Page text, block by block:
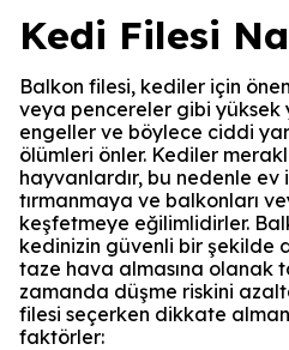
Kedi Filesi
Balkon filesi, kediler için
veya pencereler gibi yüksek
engeller ve böylece ciddi
ölümleri önler. Kediler
hayvanlardır, bu nedenle
tırmanmaya ve balkonları
keşfetmeye eğilimlidirler.
kedinizin güvenli bir şekilde
taze hava almasına olanak
zamanda düşme riskini
filesi seçerken dikkate
faktörler: